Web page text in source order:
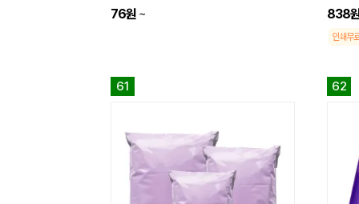
76원 ~ 838
인쇄무
61 62